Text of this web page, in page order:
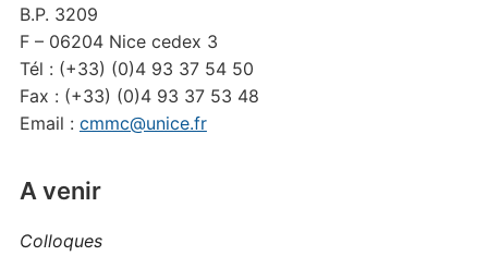
B.P. 3209
F – 06204 Nice cedex 3
Tél : (+33) (0)4 93 37 54 50
Fax : (+33) (0)4 93 37 53 48
Email : cmmc@unice.fr
A venir
Colloques